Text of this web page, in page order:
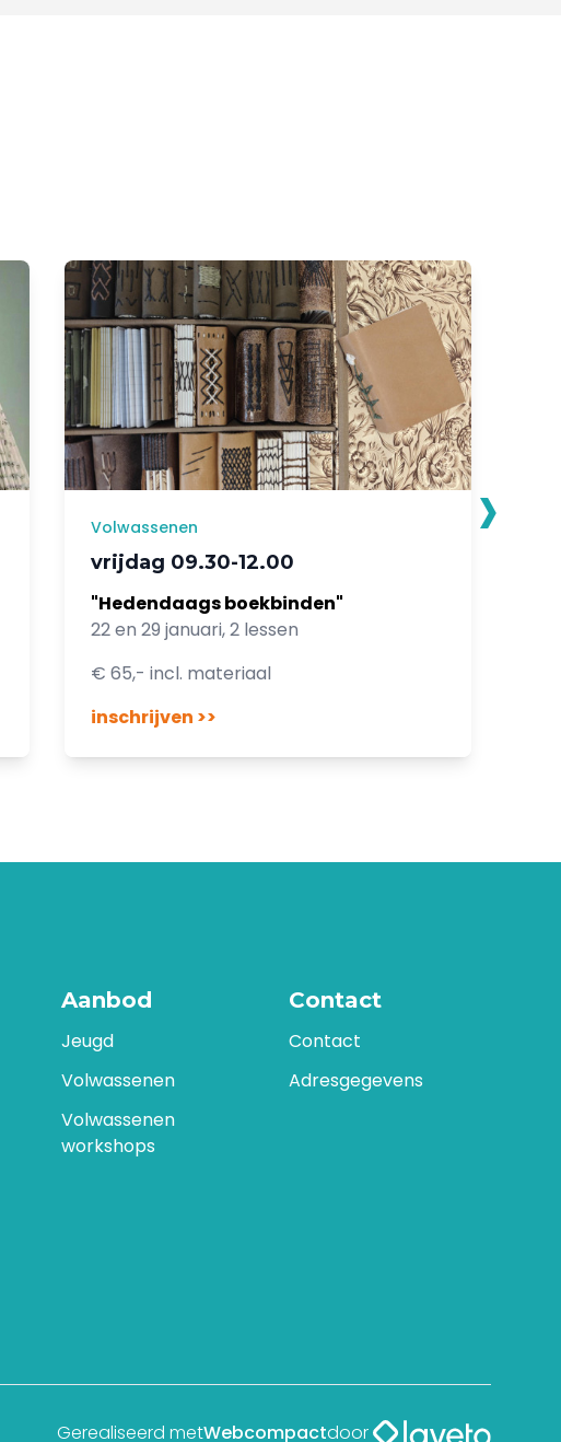
Volwassenen
vrijdag 09.30-12.00
"Hedendaags boekbinden"
22 en 29 januari, 2 lessen
€ 65,- incl. materiaal
inschrijven >>
›
Aanbod
Jeugd
Volwassenen
Volwassenen
workshops
Contact
Contact
Adresgegevens
Gerealiseerd metWebcompactdoor